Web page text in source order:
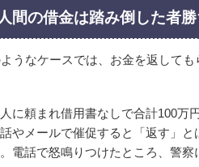
間の借金は踏み倒した者
うなケースでは、お金を返して
に頼まれ借用書なしで合計100万
やメールで催促すると「返す」
電話で怒鳴りつけたところ、警察